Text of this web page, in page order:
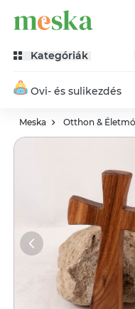
Kategóriák
Ovi- és sulikezdés
Meska Otthon &